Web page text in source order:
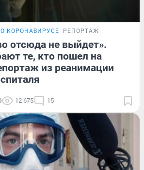
О КОРОНАВИРУСЕ РЕПОРТАЖ
отсюда не выйдет».
те, кто пошел на
из реанимации
12 675 15